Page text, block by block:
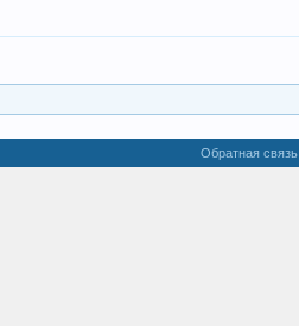
Обратная связь